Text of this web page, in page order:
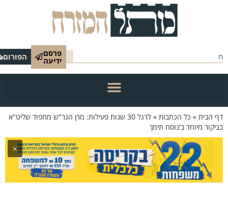
פרסם
ידיעה הפורום
הבית»כל הכתבות»
לרגל 30 שנות פעילות: מרן הגר"ש מחפוד שליט"א
מיוחד ב'נוסח תימן'
×